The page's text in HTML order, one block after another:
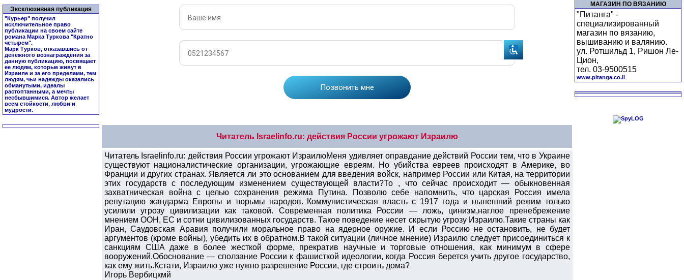
Эксклюзивная публикация
"Курьер" получил
исключительное право
публикации на своем сайте
романа Марка Туркова "Кратно
четырем".
Марк Турков, отказавшись от
денежного вознаграждения за
данную публикацию, посвящает
ее людям, которые живут в
Израиле и за его пределами, тем
людям, чьи надежды оказались
обманутыми, идеалы
растоптанными, а мечты
несбывшимися. Автор желает
всем стойкости, любви и
мудрости.
Читатель Israelinfo.ru: действия России угрожают Израилю
Читатель Israelinfo.ru: действия России угрожают ИзраилюМеня удивляет оправдание действий России тем, что в Украине
существуют националистические организации, угрожающие евреям. Но убийства евреев происходят в Америке, во
Франции и других странах. Является ли это основанием для введения войск, например России или Китая, на территории
этих государств с последующим изменением существующей власти?То , что сейчас происходит — обыкновенная
захватническая война с целью сохранения режима Путина. Позволю себе напомнить, что царская Россия имела
репутацию жандарма Европы и тюрьмы народов. Коммунистическая власть с 1917 года и нынешний режим только
усилили угрозу цивилизации как таковой. Современная политика России — ложь, цинизм,наглое пренебрежение
мнением ООН, ЕС и сотни цивилизованных государств. Такое поведение несет скрытую угрозу Израилю.Такие страны как
Иран, Саудовская Аравия получили моральное право на ядерное оружие. И если Россию не остановить, не будет
аргументов (кроме войны), убедить их в обратном.В такой ситуации (личное мнение) Израилю следует присоединиться к
санкциям США даже в более жесткой форме, прекратив научные и торговые отношения, как минимум в сфере
вооружений.Обоснование — сползание России к фашисткой идеологии, когда Россия берется учить другое государство,
как ему жить.Кстати, Израилю уже нужно разрешение России, где строить дома?
Игорь Вербицкмй
МАГАЗИН ПО ВЯЗАНИЮ
"Питанга" -
специализированный
магазин по вязанию,
вышиванию и валянию.
ул. Ротшильд 1, Ришон Ле-
Цион,
тел. 03-9500515
www.pitanga.co.il